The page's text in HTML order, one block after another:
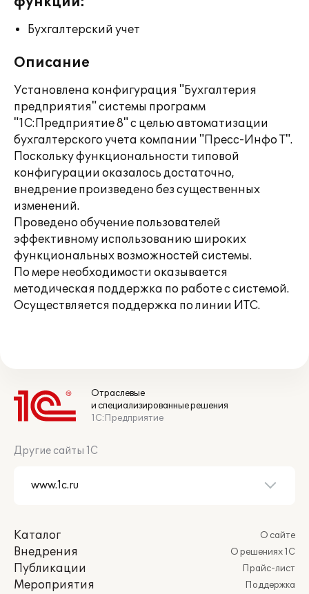
Бухгалтерский учет
Описание
Установлена конфигурация "Бухгалтерия
предприятия" системы программ
"1С:Предприятие 8" с целью автоматизации
бухгалтерского учета компании "Пресс-Инфо Т".
Поскольку функциональности типовой
конфигурации оказалось достаточно,
внедрение произведено без существенных
изменений.
Проведено обучение пользователей
эффективному использованию широких
функциональных возможностей системы.
По мере необходимости оказывается
методическая поддержка по работе с системой.
Осуществляется поддержка по линии ИТС.
Отраслевые
и специализированные решения
1С:Предприятие
Другие сайты 1С
Каталог
Внедрения
Публикации
Мероприятия
О сайте
О решениях 1С
Прайс-лист
Поддержка